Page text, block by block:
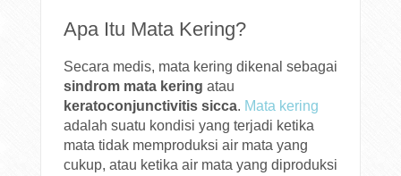
Apa Itu Mata Kering?
Secara medis, mata kering dikenal sebagai
sindrom mata kering atau
keratoconjunctivitis sicca. Mata kering
adalah suatu kondisi yang terjadi ketika
mata tidak memproduksi air mata yang
cukup, atau ketika air mata yang diproduksi